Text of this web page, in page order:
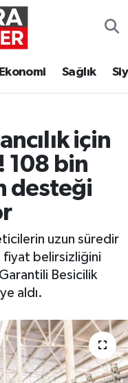
Ekonomi Sağlık
için
108 bin
desteği
uzun süredir
fiyat belirsizliğini
Besicilik
aldı.